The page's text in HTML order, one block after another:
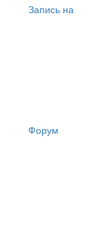
Запись на
Форум